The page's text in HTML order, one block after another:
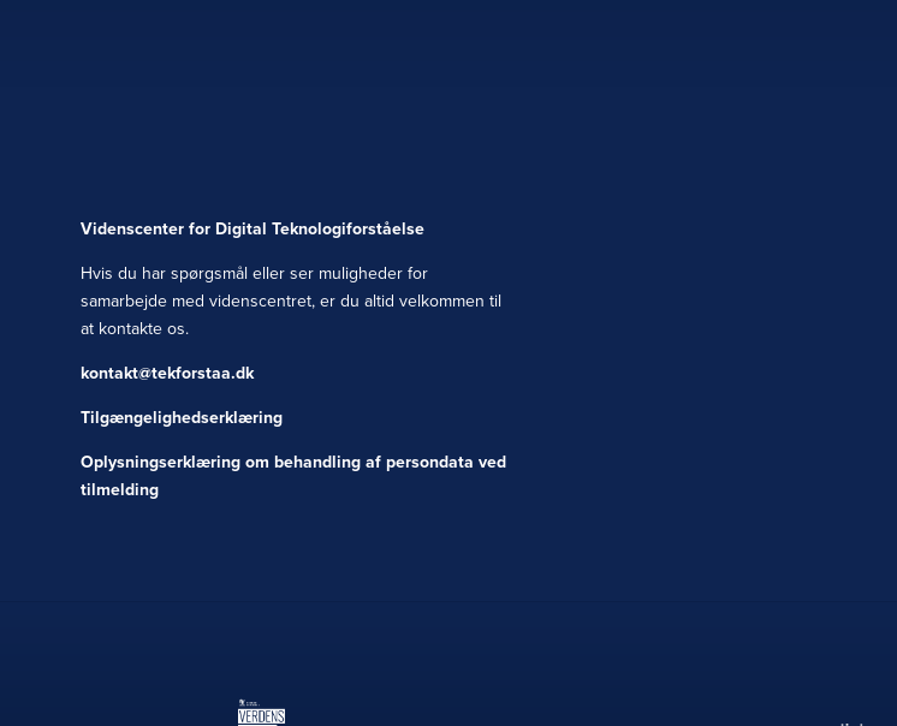
Videnscenter for Digital Teknologiforståelse
Hvis du har spørgsmål eller ser muligheder for
samarbejde med videnscentret, er du altid velkommen til
at kontakte os.
kontakt@tekforstaa.dk
Tilgængelighedserklæring
Oplysningserklæring om behandling af persondata ved
tilmelding